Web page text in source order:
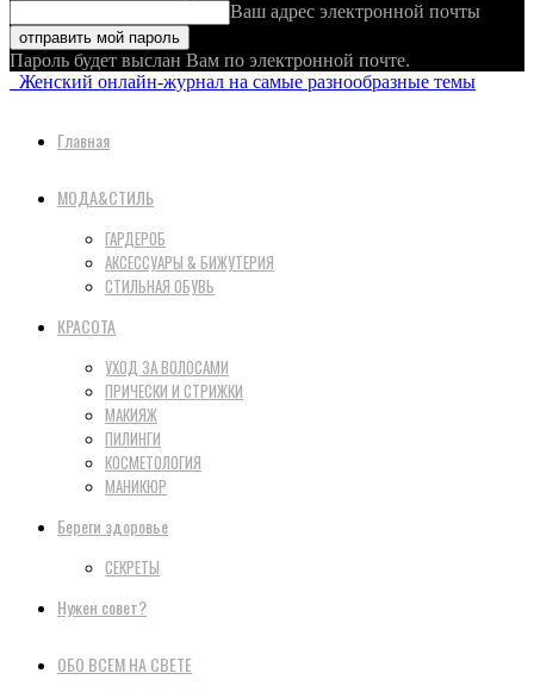
Ваш адрес электронной почты
Пароль будет выслан Вам по электронной почте.
Женский онлайн-журнал на самые разнообразные темы
Главная
МОДА&СТИЛЬ
ГАРДЕРОБ
АКСЕССУАРЫ & БИЖУТЕРИЯ
СТИЛЬНАЯ ОБУВЬ
КРАСОТА
УХОД ЗА ВОЛОСАМИ
ПРИЧЕСКИ И СТРИЖКИ
МАКИЯЖ
ПИЛИНГИ
КОСМЕТОЛОГИЯ
МАНИКЮР
Береги здоровье
СЕКРЕТЫ
Нужен совет?
ОБО ВСЕМ НА СВЕТЕ